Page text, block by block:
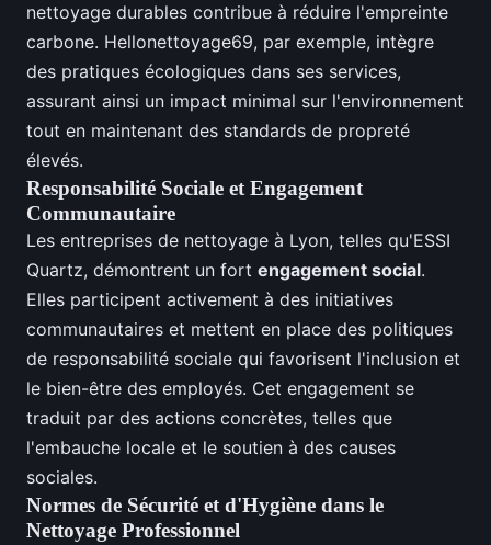
nettoyage durables contribue à réduire l'empreinte
carbone. Hellonettoyage69, par exemple, intègre
des pratiques écologiques dans ses services,
assurant ainsi un impact minimal sur l'environnement
tout en maintenant des standards de propreté
élevés.
Responsabilité Sociale et Engagement
Communautaire
Les entreprises de nettoyage à Lyon, telles qu'ESSI
Quartz, démontrent un fort engagement social.
Elles participent activement à des initiatives
communautaires et mettent en place des politiques
de responsabilité sociale qui favorisent l'inclusion et
le bien-être des employés. Cet engagement se
traduit par des actions concrètes, telles que
l'embauche locale et le soutien à des causes
sociales.
Normes de Sécurité et d'Hygiène dans le
Nettoyage Professionnel